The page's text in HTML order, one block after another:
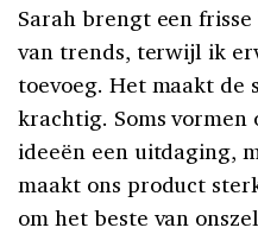
Sarah brengt een
van trends, terwijl ik
toevoeg. Het maakt de
krachtig. Soms
ideeën een uitdaging,
maakt ons product
om het beste van